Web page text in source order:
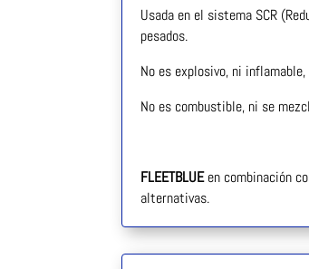
Usada en el sistema SCR
pesados.
No es explosivo, ni
No es combustible, ni se
FLEETBLUEen combinación
alternativas.